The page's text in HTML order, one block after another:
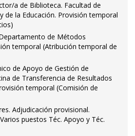
a de Biblioteca. Facultad de
de la Educación. Provisión temporal
de Métodos
temporal (Atribución temporal de
de Apoyo de Gestión de
de Transferencia de Resultados
temporal (Comisión de
Adjudicación provisional.
puestos Téc. Apoyo y Téc.